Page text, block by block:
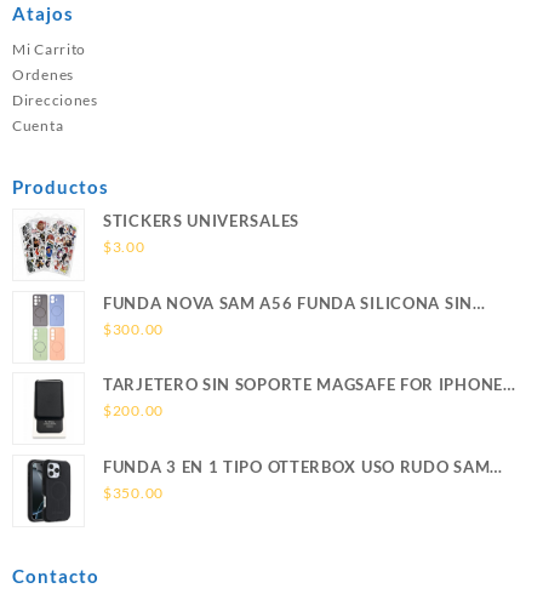
Atajos
Mi Carrito
Ordenes
Direcciones
Cuenta
Productos
STICKERS UNIVERSALES
$3.00
FUNDA NOVA SAM A56 FUNDA SILICONA SIN
SOPORTE MAGNETICO SAMSUNG
$300.00
TARJETERO SIN SOPORTE MAGSAFE FOR IPHONE
LEATHER WALLET MAGSAFE
$200.00
FUNDA 3 EN 1 TIPO OTTERBOX USO RUDO SAM
S26 ULTRA SAMSUNG S26 ULTRA
$350.00
Contacto